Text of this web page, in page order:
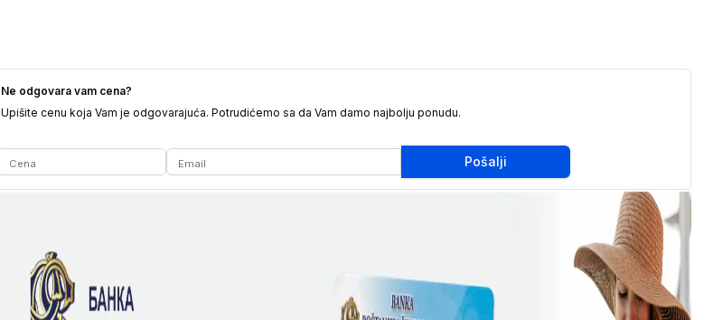
Ne odgovara vam cena?
Upišite cenu koja Vam je odgovarajuća. Potrudićemo sa da Vam damo najbolju ponudu.
Pošalji